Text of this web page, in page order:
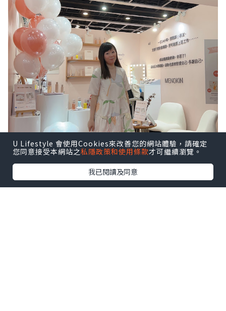
U Lifestyle 會使用Cookies來改善您的網站體驗，請確定
您同意接受本網站之私隱政策和使用條款才可繼續瀏覽。
我已閱讀及同意